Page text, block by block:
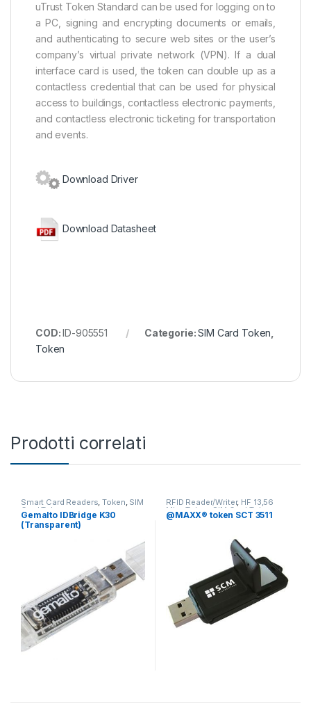
uTrust Token Standard can be used for logging on to
a PC, signing and encrypting documents or emails,
and authenticating to secure web sites or the user’s
company’s virtual private network (VPN). If a dual
interface card is used, the token can double up as a
contactless credential that can be used for physical
access to buildings, contactless electronic payments,
and contactless electronic ticketing for transportation
and events.
Download Driver
Download Datasheet
COD:ID-905551 Categorie:SIM Card Token
Token
Prodotti correlati
Smart Card Readers,Token, SIM
Card Token
Gemalto IDBridge K30
(Transparent)
RFID Reader/Writer, HF 13,56
Mhz,Token , SIM Card Token
@MAXX® token SCT 3511